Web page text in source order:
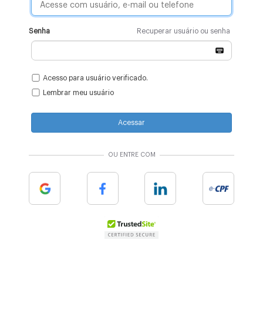
Senha Recuperar usuário ou senha
Acesso para usuário verificado.
Lembrar meu usuário
Acessar
OU ENTRE COM